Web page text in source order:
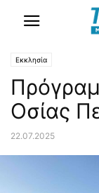
Εκκλησία
Οσίας
22.07.2025